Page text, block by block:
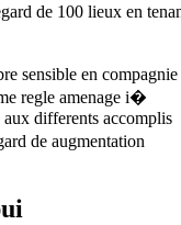
de 100 lieux en
sensible en compagnie
regle amenage i�
aux differents accomplis
de augmentation